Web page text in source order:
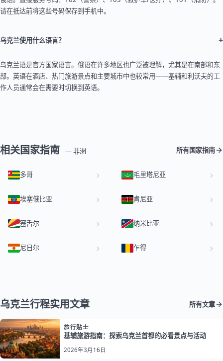
请在抵达前将这些号码保存到手机中。
乌克兰使用什么语言？ +
乌克兰语是官方国家语言。俄语在许多地区也广泛被理解，尤其是在南部和东
部。英语在酒店、热门旅游景点和主要城市中也较常用——基辅和利沃夫的工
作人员通常会在需要时切换到英语。
相关国家指南 — 非洲 所有国家指南
多哥 毛里塔尼亚
埃塞俄比亚 肯尼亚
塞舌尔 纳米比亚
尼日尔 乍得
乌克兰行程实用文章 所有文章
旅行贴士
基辅旅游指南：探索乌克兰首都的必看景点与活动
2026年3月16日